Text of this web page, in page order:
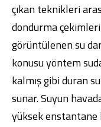
çıkan teknikleri
dondurma
görüntülenen su
konusu yöntem
kalmış gibi duran
sunar. Suyun
yüksek enstantane